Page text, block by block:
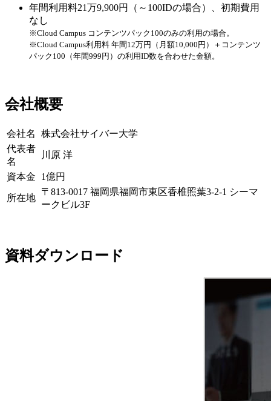
年間利用料21万9,900円（～100IDの場合）、初期費用
なし
※Cloud Campus コンテンツパック100のみの利用の場合。
※Cloud Campus利用料 年間12万円（月額10,000円）＋コンテンツ
パック100（年間999円）の利用ID数を合わせた金額。
会社概要
会社名
株式会社サイバー大学
代表者
名
川原 洋
資本金 1億円
所在地
〒813-0017 福岡県福岡市東区香椎照葉3-2-1 シーマ
ークビル3F
資料ダウンロード